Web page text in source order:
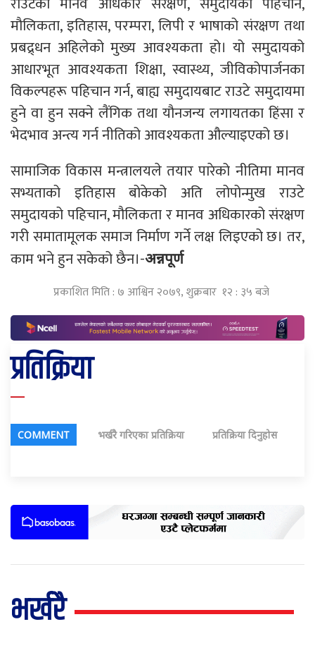
मौलिकता, इतिहास, परम्परा, लिपी र भाषाको संरक्षण तथा
प्रबद्र्धन अहिलेको मुख्य आवश्यकता हो। यो समुदायको
आधारभूत आवश्यकता शिक्षा, स्वास्थ्य, जीविकोपार्जनका
विकल्पहरू पहिचान गर्न, बाह्य समुदायबाट राउटे समुदायमा
हुने वा हुन सक्ने लैंगिक तथा यौनजन्य लगायतका हिंसा र
भेदभाव अन्त्य गर्न नीतिको आवश्यकता औल्याइएको छ।
सामाजिक विकास मन्त्रालयले तयार पारेको नीतिमा मानव
सभ्यताको इतिहास बोकेको अति लोपोन्मुख राउटे
समुदायको पहिचान, मौलिकता र मानव अधिकारको संरक्षण
गरी समातामूलक समाज निर्माण गर्ने लक्ष लिइएको छ। तर,
काम भने हुन सकेको छैन।-अन्नपूर्ण
प्रकाशित मिति : ७ आश्विन २०७९, शुक्रबार १२ : ३५ बजे
प्रतिक्रिया
COMMENT भर्खरै गरिएका प्रतिक्रिया प्रतिक्रिया दिनुहोस
भर्खरै